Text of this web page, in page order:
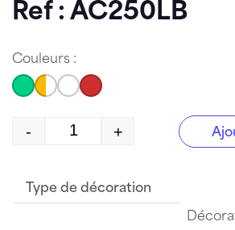
Ref : AC250LB
Couleurs :
quantité de AC250LB
- +
Type de décoration